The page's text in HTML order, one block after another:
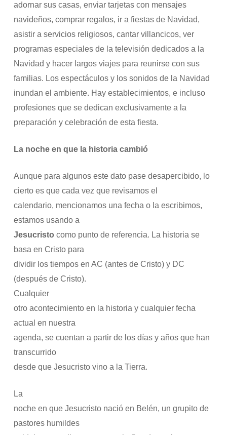
adornar sus casas, enviar tarjetas con mensajes
navideños, comprar regalos, ir a fiestas de Navidad,
asistir a servicios religiosos, cantar villancicos, ver
programas especiales de la televisión dedicados a la
Navidad y hacer largos viajes para reunirse con sus
familias. Los espectáculos y los sonidos de la Navidad
inundan el ambiente. Hay establecimientos, e incluso
profesiones que se dedican exclusivamente a la
preparación y celebración de esta fiesta.
La noche en que la historia cambió
Aunque para algunos este dato pase desapercibido, lo
cierto es que cada vez que revisamos el
calendario, mencionamos una fecha o la escribimos,
estamos usando a
Jesucristo como punto de referencia. La historia se
basa en Cristo para
dividir los tiempos en AC (antes de Cristo) y DC
(después de Cristo).
Cualquier
otro acontecimiento en la historia y cualquier fecha
actual en nuestra
agenda, se cuentan a partir de los días y años que han
transcurrido
desde que Jesucristo vino a la Tierra.
La
noche en que Jesucristo nació en Belén, un grupito de
pastores humildes